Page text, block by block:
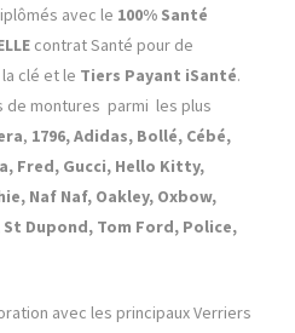
avec le 100% Santé
contrat Santé pour de
clé et le Tiers Payant iSanté.
de montures parmi les plus
, 1796, Adidas, Bollé, Cébé,
Fred, Gucci, Hello Kitty,
Naf Naf, Oakley, Oxbow,
St Dupond, Tom Ford, Police,
avec les principaux Verriers